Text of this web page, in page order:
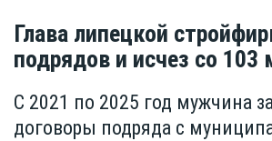
Глава липецкой
подрядов и исчез со 103
С 2021 по 2025 год мужчина
договоры подряда с